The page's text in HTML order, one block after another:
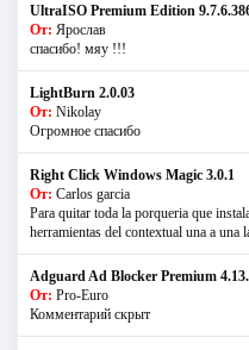
UltraISO Premium Edition
От: Ярослав
спасибо! мяу !!!
LightBurn 2.0.03
От: Nikolay
Огромное спасибо
Right Click Windows Magic 3.0.1
От: Carlos garcia
Para quitar toda la porqueria que
herramientas del contextual una a una
Adguard Ad Blocker Premium
От: Pro-Euro
Комментарий скрыт